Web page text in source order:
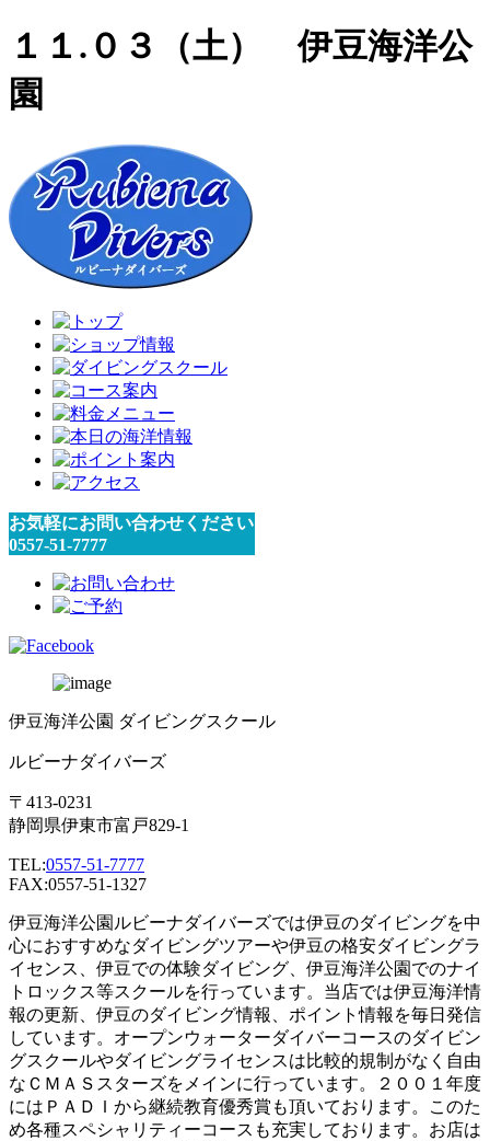
１１.０３（土） 伊豆海洋公
園
お気軽にお問い合わせください
0557-51-7777
伊豆海洋公園 ダイビングスクール
ルビーナダイバーズ
〒413-0231
静岡県伊東市富戸829-1
TEL:0557-51-7777
FAX:0557-51-1327
伊豆海洋公園ルビーナダイバーズでは伊豆のダイビングを中
心におすすめなダイビングツアーや伊豆の格安ダイビングラ
イセンス、伊豆での体験ダイビング、伊豆海洋公園でのナイ
トロックス等スクールを行っています。当店では伊豆海洋情
報の更新、伊豆のダイビング情報、ポイント情報を毎日発信
しています。オープンウォーターダイバーコースのダイビン
グスクールやダイビングライセンスは比較的規制がなく自由
なＣＭＡＳスターズをメインに行っています。２００１年度
にはＰＡＤＩから継続教育優秀賞も頂いております。このた
め各種スペシャリティーコースも充実しております。お店は